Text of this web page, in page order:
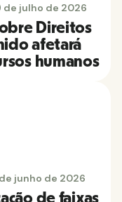
de julho de 2026
Direitos
afetará
humanos
junho de 2026
de faixas